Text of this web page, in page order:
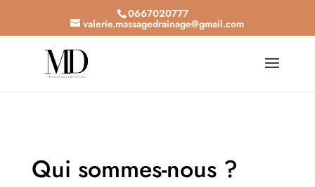
0667020777
valerie.massagedrainage@gmail.com
Qui sommes-nous ?